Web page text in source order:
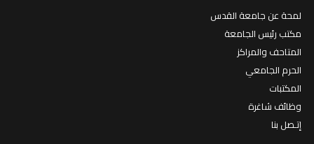
لمحة عن جامعة القدس
مكتب رئيس الجامعة
المتاحف والمراكز
الحرم الجامعي
المكتبات
وظائف شاغرة
إتـصل بنا